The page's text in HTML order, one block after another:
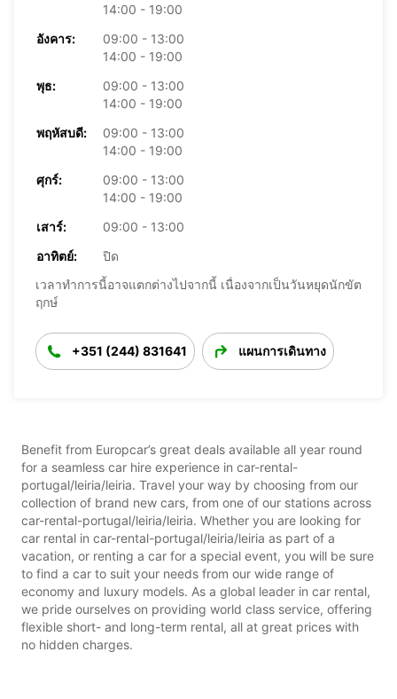
14:00 - 19:00
อังคาร:
09:00 - 13:00
14:00 - 19:00
พุธ:
09:00 - 13:00
14:00 - 19:00
พฤหัสบดี:
09:00 - 13:00
14:00 - 19:00
ศุกร์:
09:00 - 13:00
14:00 - 19:00
เสาร์:
09:00 - 13:00
อาทิตย์:
ปิด
เวลาทำการนี้อาจแตกต่างไปจากนี้ เนื่องจากเป็นวันหยุดนักขัต
ฤกษ์
+351 (244) 831641 แผนการเดินทาง
Benefit from Europcar’s great deals available all year round
for a seamless car hire experience in car-rental-
portugal/leiria/leiria. Travel your way by choosing from our
collection of brand new cars, from one of our stations across
car-rental-portugal/leiria/leiria. Whether you are looking for
car rental in car-rental-portugal/leiria/leiria as part of a
vacation, or renting a car for a special event, you will be sure
to find a car to suit your needs from our wide range of
economy and luxury models. As a global leader in car rental,
we pride ourselves on providing world class service, offering
flexible short- and long-term rental, all at great prices with
no hidden charges.